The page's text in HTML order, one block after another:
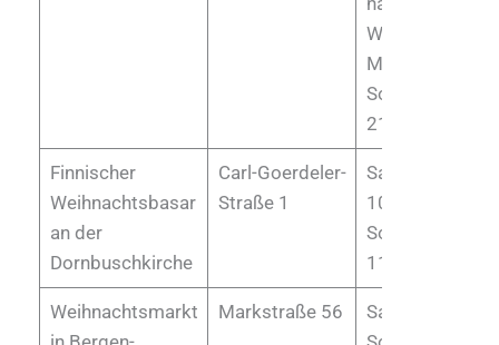
Weihnachten:
Montag bis
Sonntag 14 bis
21 Uhr
Finnischer
Weihnachtsbasar
an der
Dornbuschkirche
Carl-Goerdeler-
Straße 1
Samstag von
10 bis 18 Uhr
Sonntag von
11 bis 16 Uhr
Weihnachtsmarkt
Markstraße 56
Samstag &